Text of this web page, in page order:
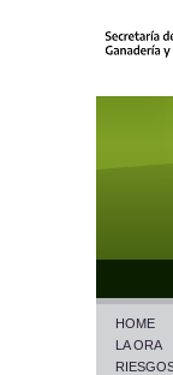
HOME
LA ORA